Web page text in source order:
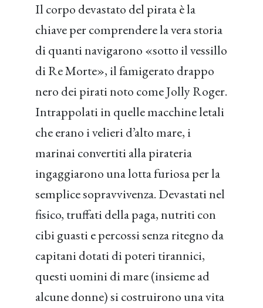
Il corpo devastato del pirata è la
chiave per comprendere la vera storia
di quanti navigarono «sotto il vessillo
di Re Morte», il famigerato drappo
nero dei pirati noto come Jolly Roger.
Intrappolati in quelle macchine letali
che erano i velieri d’alto mare, i
marinai convertiti alla pirateria
ingaggiarono una lotta furiosa per la
semplice sopravvivenza. Devastati nel
fisico, truffati della paga, nutriti con
cibi guasti e percossi senza ritegno da
capitani dotati di poteri tirannici,
questi uomini di mare (insieme ad
alcune donne) si costruirono una vita